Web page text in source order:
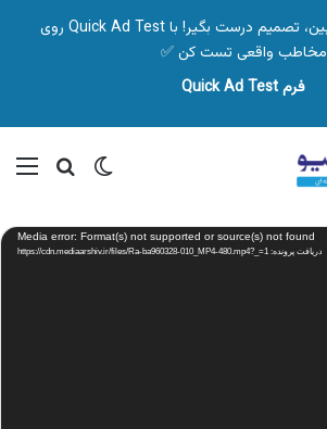
🎯 قبل از شروع کمپین، تصمیم درست بگیر! با Quick Ad Test روی
مخاطب واقعی تست کن ✅
فرم Quick Ad Test
تغییر پوسته
Media error: Format(s) not supported or source(s) not found
دریافت پرونده: https://cdn.mediaarshiv.ir/files/Ra-ba960328-010_MP4-480.mp4?_=1